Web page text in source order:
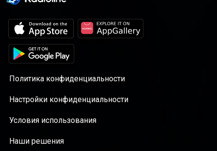
Политика конфиденциальности
Настройки конфиденциальности
Условия использования
Наши решения